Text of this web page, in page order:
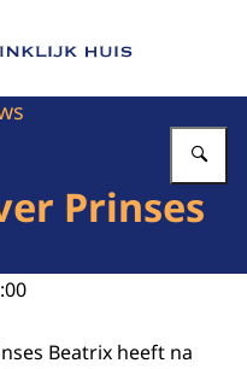
Het Koninklijk Huis
Prinses
Beatrix heeft na